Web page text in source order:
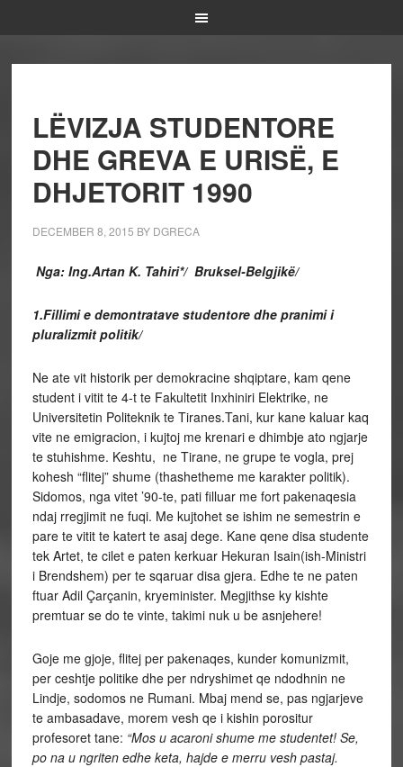
LËVIZJA STUDENTORE
DHE GREVA E URISË, E
DHJETORIT 1990
DECEMBER 8, 2015 BY DGRECA
Nga: Ing.Artan K. Tahiri*/ Bruksel-Belgjikë/
1.Fillimi e demontratave studentore dhe pranimi i
pluralizmit politik/
Ne ate vit historik per demokracine shqiptare, kam qene
student i vitit te 4-t te Fakultetit Inxhiniri Elektrike, ne
Universitetin Politeknik te Tiranes.Tani, kur kane kaluar kaq
vite ne emigracion, i kujtoj me krenari e dhimbje ato ngjarje
te stuhishme. Keshtu, ne Tirane, ne grupe te vogla, prej
kohesh “flitej” shume (thashetheme me karakter politik).
Sidomos, nga vitet ’90-te, pati filluar me fort pakenaqesia
ndaj rregjimit ne fuqi. Me kujtohet se ishim ne semestrin e
pare te vitit te katert te asaj dege. Kane qene disa studente
tek Artet, te cilet e paten kerkuar Hekuran Isain(ish-Ministri
i Brendshem) per te sqaruar disa gjera. Edhe te ne paten
ftuar Adil Çarçanin, kryeminister. Megjithse ky kishte
premtuar se do te vinte, takimi nuk u be asnjehere!
Goje me gjoje, flitej per pakenaqes, kunder komunizmit,
per ceshtje politike dhe per ndryshimet qe ndodhnin ne
Lindje, sodomos ne Rumani. Mbaj mend se, pas ngjarjeve
te ambasadave, morem vesh qe i kishin porositur
profesoret tane: “Mos u acaroni shume me studentet! Se,
po na u ngriten edhe keta, hajde e merru vesh pastaj.